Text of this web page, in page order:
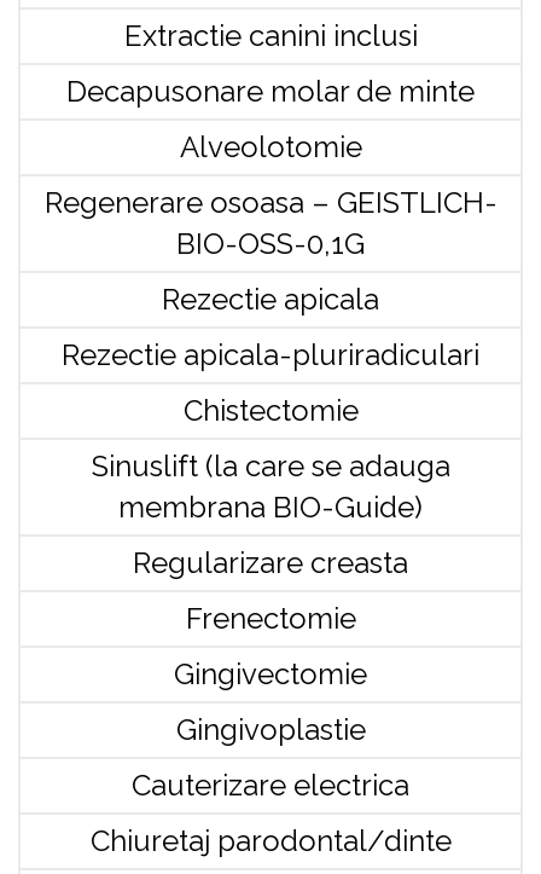
Extractie canini inclusi
Decapusonare molar de minte
Alveolotomie
Regenerare osoasa – GEISTLICH-
BIO-OSS-0,1G
Rezectie apicala
Rezectie apicala-pluriradiculari
Chistectomie
Sinuslift (la care se adauga
membrana BIO-Guide)
Regularizare creasta
Frenectomie
Gingivectomie
Gingivoplastie
Cauterizare electrica
Chiuretaj parodontal/dinte